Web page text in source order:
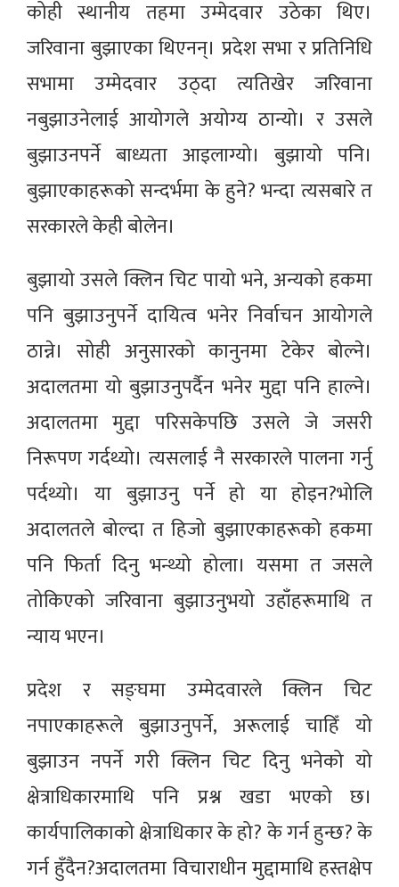
कोही स्थानीय तहमा उम्मेदवार उठेका थिए।
जरिवाना बुझाएका थिएनन्। प्रदेश सभा र प्रतिनिधि
सभामा उम्मेदवार उठ्दा त्यतिखेर जरिवाना
नबुझाउनेलाई आयोगले अयोग्य ठान्यो। र उसले
बुझाउनपर्ने बाध्यता आइलाग्यो। बुझायो पनि।
बुझाएकाहरूको सन्दर्भमा के हुने? भन्दा त्यसबारे त
सरकारले केही बोलेन।
बुझायो उसले क्लिन चिट पायो भने, अन्यको हकमा
पनि बुझाउनुपर्ने दायित्व भनेर निर्वाचन आयोगले
ठान्ने। सोही अनुसारको कानुनमा टेकेर बोल्ने।
अदालतमा यो बुझाउनुपर्दैन भनेर मुद्दा पनि हाल्ने।
अदालतमा मुद्दा परिसकेपछि उसले जे जसरी
निरूपण गर्दथ्यो। त्यसलाई नै सरकारले पालना गर्नु
पर्दथ्यो। या बुझाउनु पर्ने हो या होइन?भोलि
अदालतले बोल्दा त हिजो बुझाएकाहरूको हकमा
पनि फिर्ता दिनु भन्थ्यो होला। यसमा त जसले
तोकिएको जरिवाना बुझाउनुभयो उहाँहरूमाथि त
न्याय भएन।
प्रदेश र सङ्घमा उम्मेदवारले क्लिन चिट
नपाएकाहरूले बुझाउनुपर्ने, अरूलाई चाहिँ यो
बुझाउन नपर्ने गरी क्लिन चिट दिनु भनेको यो
क्षेत्राधिकारमाथि पनि प्रश्न खडा भएको छ।
कार्यपालिकाको क्षेत्राधिकार के हो? के गर्न हुन्छ? के
गर्न हुँदैन?अदालतमा विचाराधीन मुद्दामाथि हस्तक्षेप